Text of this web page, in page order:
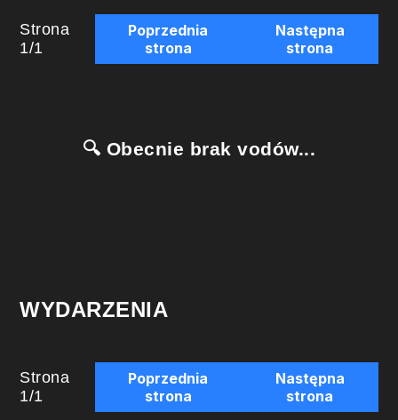
Strona
1/1
Poprzednia
strona
Następna
strona
🔍 Obecnie brak vodów...
WYDARZENIA
Strona
1/1
Poprzednia
strona
Następna
strona